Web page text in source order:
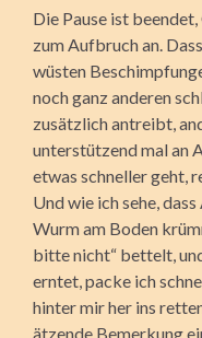
Die Pause ist
zum Aufbruch an.
wüsten
noch ganz anderen
zusätzlich antreibt,
unterstützend mal an
etwas schneller geht,
Und wie ich sehe,
Wurm am Boden
bitte nicht“ bettelt,
erntet, packe ich
hinter mir her ins
ätzende Bemerkung